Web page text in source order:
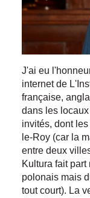
J'ai eu
internet de
française,
dans les
invités, dont
le-Roy (car la
entre deux
Kultura fait
polonais mais
tout court). La